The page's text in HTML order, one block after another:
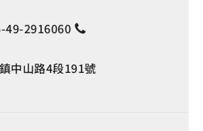
49-2916060
中山路4段191號